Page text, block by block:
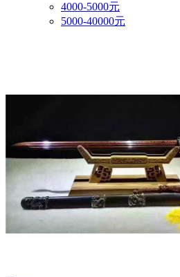
4000-5000元
5000-40000元